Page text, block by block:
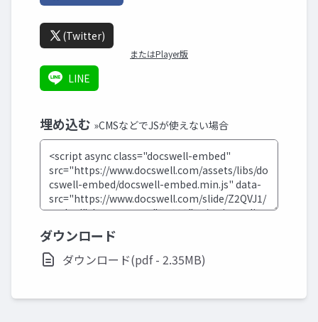
(Twitter)
またはPlayer版
LINE
埋め込む »CMSなどでJSが使えない場合
ダウンロード
ダウンロード(pdf - 2.35MB)